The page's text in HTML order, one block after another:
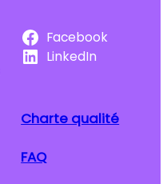
Facebook
LinkedIn
Charte qualité
FAQ